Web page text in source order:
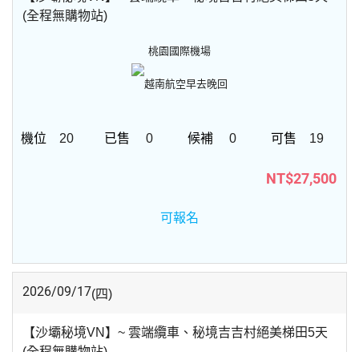
(全程無購物站)
桃園國際機場
越南航空早去晚回
20 0 0 19
NT$27,500
可報名
2026/09/17(四)
【沙壩秘境VN】~ 雲端纜車、秘境吉吉村絕美梯田5天